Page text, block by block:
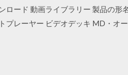
ード 動画ライブラリー 製品の形
プレーヤー ビデオデッキ MD・オ